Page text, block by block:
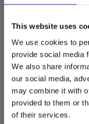
This website uses
We use cookies to
provide social media
We also share
our social media,
may combine it with
provided to them or
of their services.
woonaccessoires aan
In onze
designmeubelen van
merken. Onder
Gelderland,Swedese,
voordelig verkrijgbaar.
Liever nieuw